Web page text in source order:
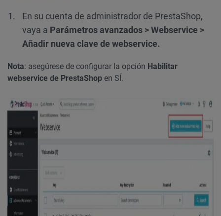
En su cuenta de administrador de PrestaShop,
vaya a Parámetros avanzados > Webservice >
Añadir nueva clave de webservice.
Nota: asegúrese de configurar la opción Habilitar
webservice de PrestaShop en SÍ.